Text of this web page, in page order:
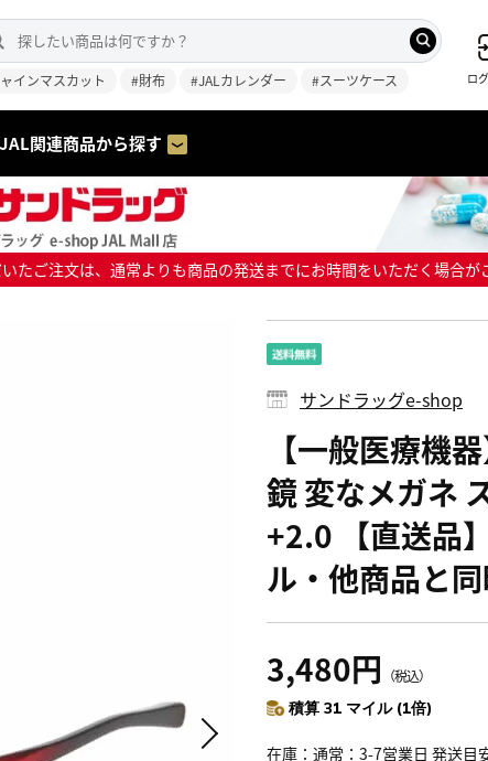
インマスカット #財布 #JALカレンダー #スーツケース ロ
JAL関連商品から探す
ご注文は、通常よりも商品の発送までにお時間をいただく場合が
サンドラッグe-shop
【一般医療機
鏡 変なメガネ
+2.0 【直送品
ル・他商品と
3,480円 （税込）
積算 31 マイル (1倍)
在庫 通常：3-7営業日 発送目